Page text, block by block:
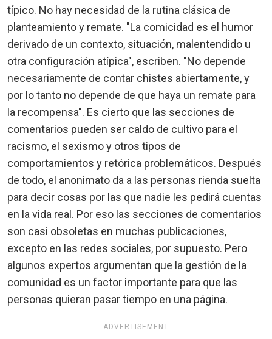
típico. No hay necesidad de la rutina clásica de
planteamiento y remate. "La comicidad es el humor
derivado de un contexto, situación, malentendido u
otra configuración atípica", escriben. "No depende
necesariamente de contar chistes abiertamente, y
por lo tanto no depende de que haya un remate para
la recompensa". Es cierto que las secciones de
comentarios pueden ser caldo de cultivo para el
racismo, el sexismo y otros tipos de
comportamientos y retórica problemáticos. Después
de todo, el anonimato da a las personas rienda suelta
para decir cosas por las que nadie les pedirá cuentas
en la vida real. Por eso las secciones de comentarios
son casi obsoletas en muchas publicaciones,
excepto en las redes sociales, por supuesto. Pero
algunos expertos argumentan que la gestión de la
comunidad es un factor importante para que las
personas quieran pasar tiempo en una página.
ADVERTISEMENT